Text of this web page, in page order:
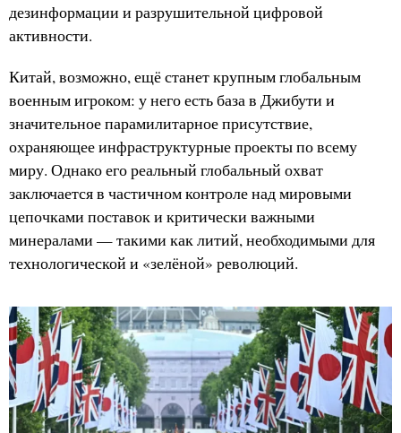
дезинформации и разрушительной цифровой
активности.
Китай, возможно, ещё станет крупным глобальным
военным игроком: у него есть база в Джибути и
значительное парамилитарное присутствие,
охраняющее инфраструктурные проекты по всему
миру. Однако его реальный глобальный охват
заключается в частичном контроле над мировыми
цепочками поставок и критически важными
минералами — такими как литий, необходимыми для
технологической и «зелёной» революций.